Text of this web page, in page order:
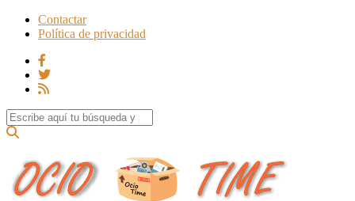
Contactar
Política de privacidad
Search for: